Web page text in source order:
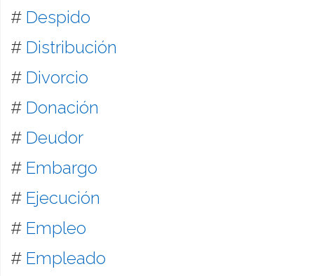
# Despido
# Distribución
# Divorcio
# Donación
# Deudor
# Embargo
# Ejecución
# Empleo
# Empleado